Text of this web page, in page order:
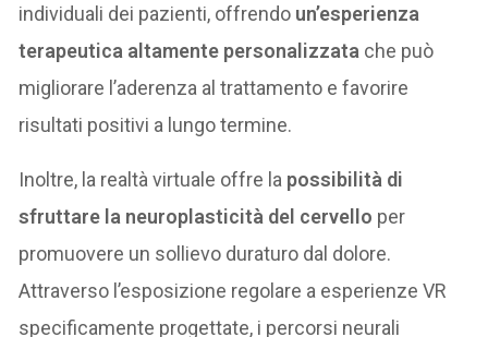
individuali dei pazienti, offrendo un’esperienza
terapeutica altamente personalizzata che può
migliorare l’aderenza al trattamento e favorire
risultati positivi a lungo termine.
Inoltre, la realtà virtuale offre la possibilità di
sfruttare la neuroplasticità del cervello per
promuovere un sollievo duraturo dal dolore.
Attraverso l’esposizione regolare a esperienze VR
specificamente progettate, i percorsi neurali